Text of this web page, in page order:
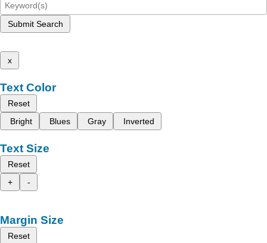
Submit Search
x
Text Color
Reset
Bright
Blues Gray Inverted
Text Size
Reset
+
-
Margin Size
Reset